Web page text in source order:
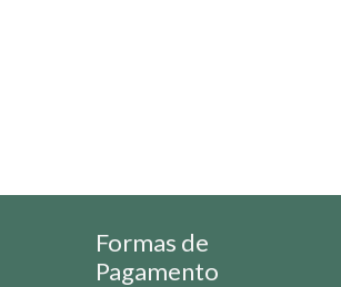
Formas de
Pagamento